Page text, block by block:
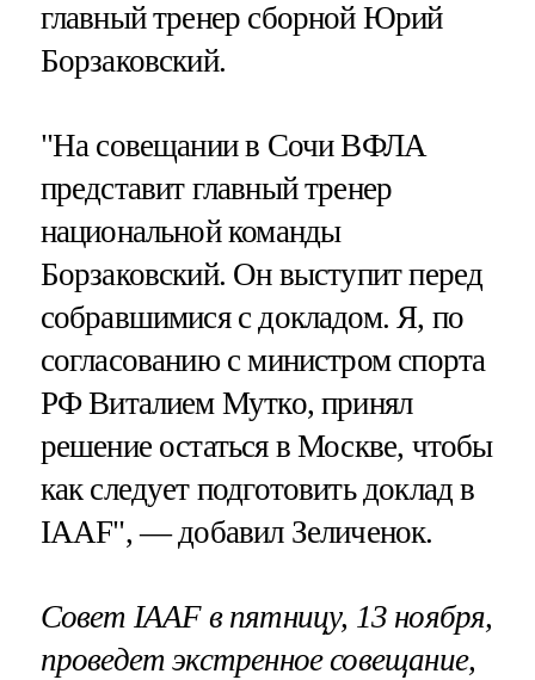
главный тренер сборной Юрий
Борзаковский.
"На совещании в Сочи ВФЛА
представит главный тренер
национальной команды
Борзаковский. Он выступит перед
собравшимися с докладом. Я, по
согласованию с министром спорта
РФ Виталием Мутко, принял
решение остаться в Москве, чтобы
как следует подготовить доклад в
IAAF", — добавил Зеличенок.
Совет IAAF в пятницу, 13 ноября,
проведет экстренное совещание,